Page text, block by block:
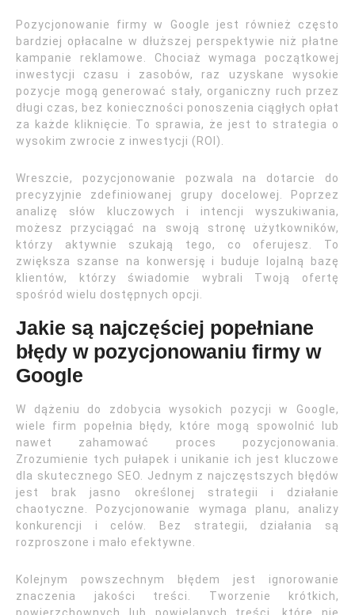
Pozycjonowanie firmy w Google jest również często
bardziej opłacalne w dłuższej perspektywie niż płatne
kampanie reklamowe. Chociaż wymaga początkowej
inwestycji czasu i zasobów, raz uzyskane wysokie
pozycje mogą generować stały, organiczny ruch przez
długi czas, bez konieczności ponoszenia ciągłych opłat
za każde kliknięcie. To sprawia, że jest to strategia o
wysokim zwrocie z inwestycji (ROI).
Wreszcie, pozycjonowanie pozwala na dotarcie do
precyzyjnie zdefiniowanej grupy docelowej. Poprzez
analizę słów kluczowych i intencji wyszukiwania,
możesz przyciągać na swoją stronę użytkowników,
którzy aktywnie szukają tego, co oferujesz. To
zwiększa szanse na konwersję i buduje lojalną bazę
klientów, którzy świadomie wybrali Twoją ofertę
spośród wielu dostępnych opcji.
Jakie są najczęściej popełniane
błędy w pozycjonowaniu firmy w
Google
W dążeniu do zdobycia wysokich pozycji w Google,
wiele firm popełnia błędy, które mogą spowolnić lub
nawet zahamować proces pozycjonowania.
Zrozumienie tych pułapek i unikanie ich jest kluczowe
dla skutecznego SEO. Jednym z najczęstszych błędów
jest brak jasno określonej strategii i działanie
chaotyczne. Pozycjonowanie wymaga planu, analizy
konkurencji i celów. Bez strategii, działania są
rozproszone i mało efektywne.
Kolejnym powszechnym błędem jest ignorowanie
znaczenia jakości treści. Tworzenie krótkich,